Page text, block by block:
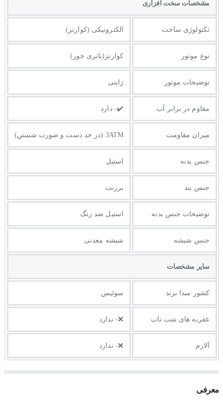
مشخصات سخت افزاری
تکنولوژی ساخت الکترونیکی (کوارتز)
نوع موتور کوارتز(باتری خور)
توضیحات موتور ژاپنی
مقاوم در برابر آب ✔️- دارد
میزان مقاومت 3ATM (در حد دست و صورت شستن)
جنس بدنه استیل
جنس بند برزنت
توضيحات جنس بدنه استیل ضد زنگ
جنس شیشه شیشه معدنی
ساير مشخصات
کشور مبدا برند سوئیس
عقربه های شب تاب ❌- ندارد
آلارم ❌- ندارد
معرفی